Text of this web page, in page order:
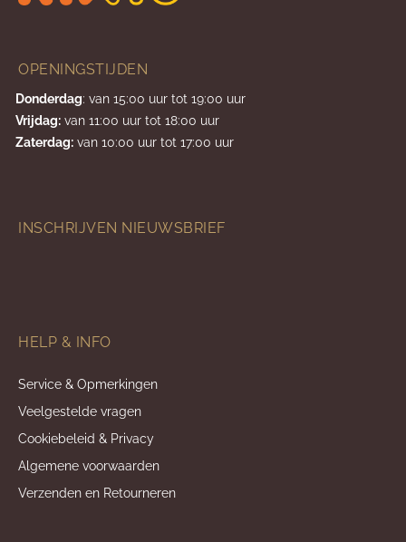
OPENINGSTIJDEN
Donderdag: van 15:00 uur tot 19:00 uur
Vrijdag: van 11:00 uur tot 18:00 uur
Zaterdag: van 10:00 uur tot 17:00 uur
INSCHRIJVEN NIEUWSBRIEF
HELP & INFO
Service & Opmerkingen
Veelgestelde vragen
Cookiebeleid & Privacy
Algemene voorwaarden
Verzenden en Retourneren